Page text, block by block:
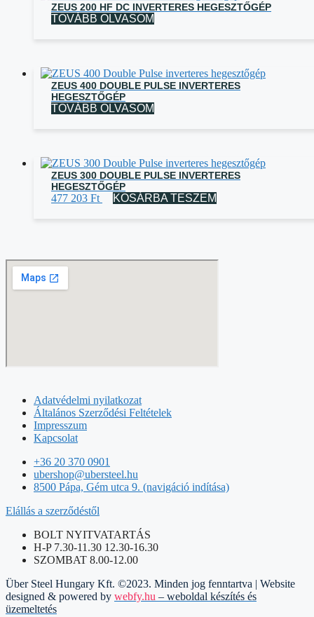
ZEUS 200 HF DC INVERTERES HEGESZTŐGÉP
TOVÁBB OLVASOM
ZEUS 400 DOUBLE PULSE INVERTERES
HEGESZTŐGÉP
TOVÁBB OLVASOM
ZEUS 300 DOUBLE PULSE INVERTERES
HEGESZTŐGÉP
477 203 Ft KOSÁRBA TESZEM
Adatvédelmi nyilatkozat
Általános Szerződési Feltételek
Impresszum
Kapcsolat
+36 20 370 0901
ubershop@ubersteel.hu
8500 Pápa, Gém utca 9. (navigáció indítása)
Elállás a szerződéstől
BOLT NYITVATARTÁS
H-P 7.30-11.30 12.30-16.30
SZOMBAT 8.00-12.00
Über Steel Hungary Kft. ©2023. Minden jog fenntartva | Website
designed & powered by webfy.hu – weboldal készítés és
üzemeltetés